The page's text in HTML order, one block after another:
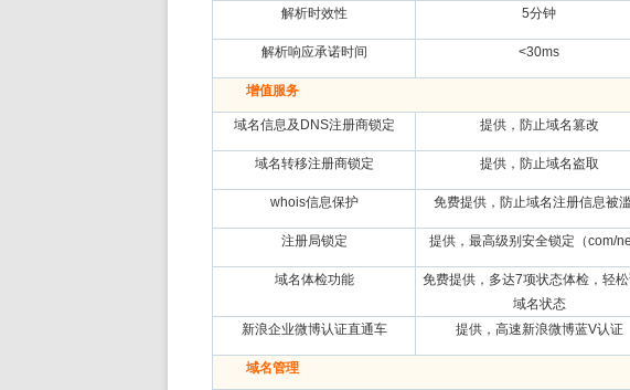
解析时效性 5分钟
解析响应承诺时间 <30ms
增值服务
域名信息及DNS注册商锁定 提供，防止域名篡改
域名转移注册商锁定 提供，防止域名盗取
whois信息保护 免费提供，防止域名注册信息被
注册局锁定 提供，最高级别安全锁定（com/
域名体检功能
免费提供，多达7项状态体检，轻
域名状态
新浪企业微博认证直通车 提供，高速新浪微博蓝V认证
域名管理